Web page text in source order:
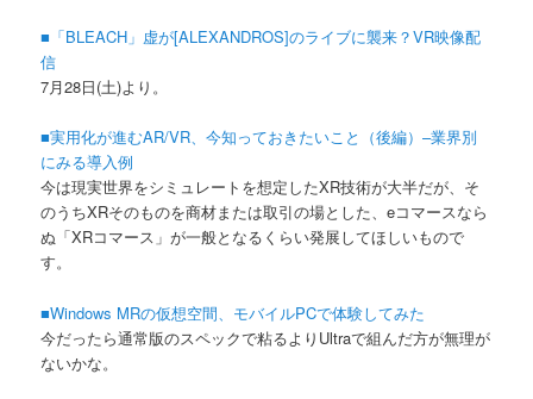
■「BLEACH」虚が[ALEXANDROS]のライブに襲来？VR映像配
信
7月28日(土)より。
■実用化が進むAR/VR、今知っておきたいこと（後編）–業界別
にみる導入例
今は現実世界をシミュレートを想定したXR技術が大半だが、そ
のうちXRそのものを商材または取引の場とした、eコマースなら
ぬ「XRコマース」が一般となるくらい発展してほしいもので
す。
■Windows MRの仮想空間、モバイルPCで体験してみた
今だったら通常版のスペックで粘るよりUltraで組んだ方が無理が
ないかな。